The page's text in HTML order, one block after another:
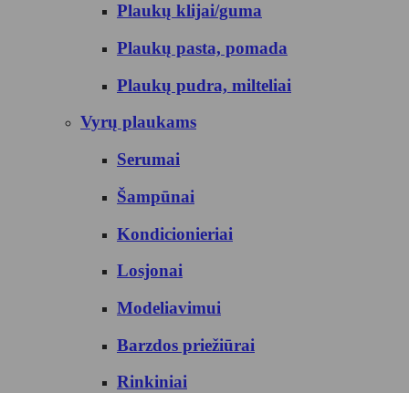
Plaukų klijai/guma
Plaukų pasta, pomada
Plaukų pudra, milteliai
Vyrų plaukams
Serumai
Šampūnai
Kondicionieriai
Losjonai
Modeliavimui
Barzdos priežiūrai
Rinkiniai